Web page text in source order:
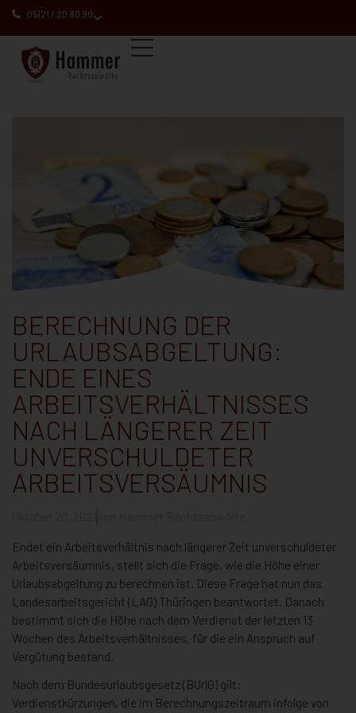
05121 / 20 80 90
BERECHNUNG DER
URLAUBSABGELTUNG:
ENDE EINES
ARBEITSVERHÄLTNISSES
NACH LÄNGERER ZEIT
UNVERSCHULDETER
ARBEITSVERSÄUMNIS
Endet ein Arbeitsverhältnis nach längerer Zeit unverschuldeter
Arbeitsversäumnis, stellt sich die Frage, wie die Höhe einer
Urlaubsabgeltung zu berechnen ist. Diese Frage hat nun das
Landesarbeitsgericht (LAG) Thüringen beantwortet. Danach
bestimmt sich die Höhe nach dem Verdienst der letzten 13
Wochen des Arbeitsverhältnisses, für die ein Anspruch auf
Vergütung bestand.
Nach dem Bundesurlaubsgesetz (BUrlG) gilt:
Verdienstkürzungen, die im Berechnungszeitraum infolge von